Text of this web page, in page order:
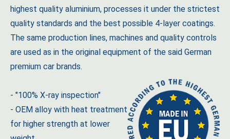
highest quality aluminium, processes it under the strictest
quality standards and the best possible 4-layer coatings.
The same production lines, machines and quality controls
are used as in the original equipment of the said German
premium car brands.
- "100% X-ray inspection"
- OEM alloy with heat treatment
for higher strength at lower